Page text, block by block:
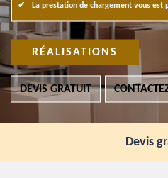
La prestation de chargement vous est
RÉALISATIONS
DEVIS GRATUIT
Devis